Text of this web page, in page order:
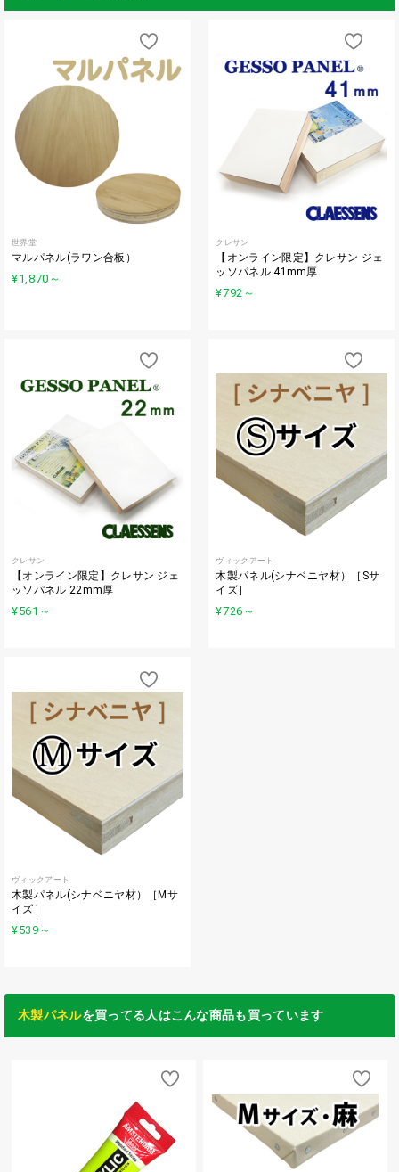
世界堂
マルパネル(ラワン合板）
¥1,870 ～
クレサン
【オンライン限定】クレサン ジェ
ッソパネル 41mm厚
¥792 ～
クレサン
【オンライン限定】クレサン ジェ
ッソパネル 22mm厚
¥561 ～
ヴィックアート
木製パネル(シナベニヤ材）［Sサ
イズ］
¥726 ～
ヴィックアート
木製パネル(シナベニヤ材）［Mサ
イズ］
¥539 ～
木製パネルを買ってる人はこんな商品も買っています